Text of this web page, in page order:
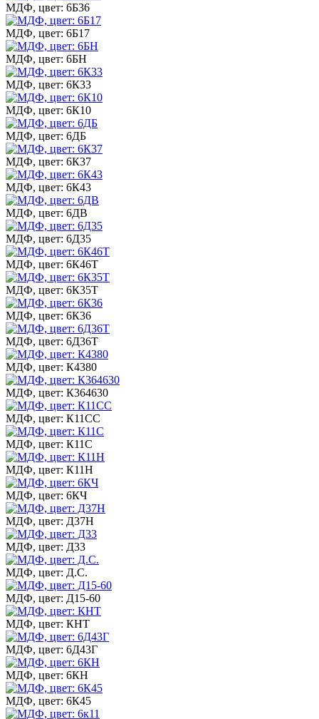
МДФ, цвет: 6Б36
МДФ, цвет: 6Б17
МДФ, цвет: 6БН
МДФ, цвет: 6К33
МДФ, цвет: 6К10
МДФ, цвет: 6ДБ
МДФ, цвет: 6К37
МДФ, цвет: 6К43
МДФ, цвет: 6ДВ
МДФ, цвет: 6Д35
МДФ, цвет: 6К46Т
МДФ, цвет: 6К35Т
МДФ, цвет: 6К36
МДФ, цвет: 6Д36Т
МДФ, цвет: К4380
МДФ, цвет: К364630
МДФ, цвет: К11СС
МДФ, цвет: К11С
МДФ, цвет: К11Н
МДФ, цвет: 6КЧ
МДФ, цвет: Д37Н
МДФ, цвет: Д33
МДФ, цвет: Д.С.
МДФ, цвет: Д15-60
МДФ, цвет: КНТ
МДФ, цвет: 6Д43Г
МДФ, цвет: 6КН
МДФ, цвет: 6К45